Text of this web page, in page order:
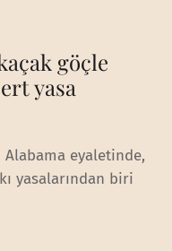
göçle
yasa
eyaletinde,
yasalarından biri